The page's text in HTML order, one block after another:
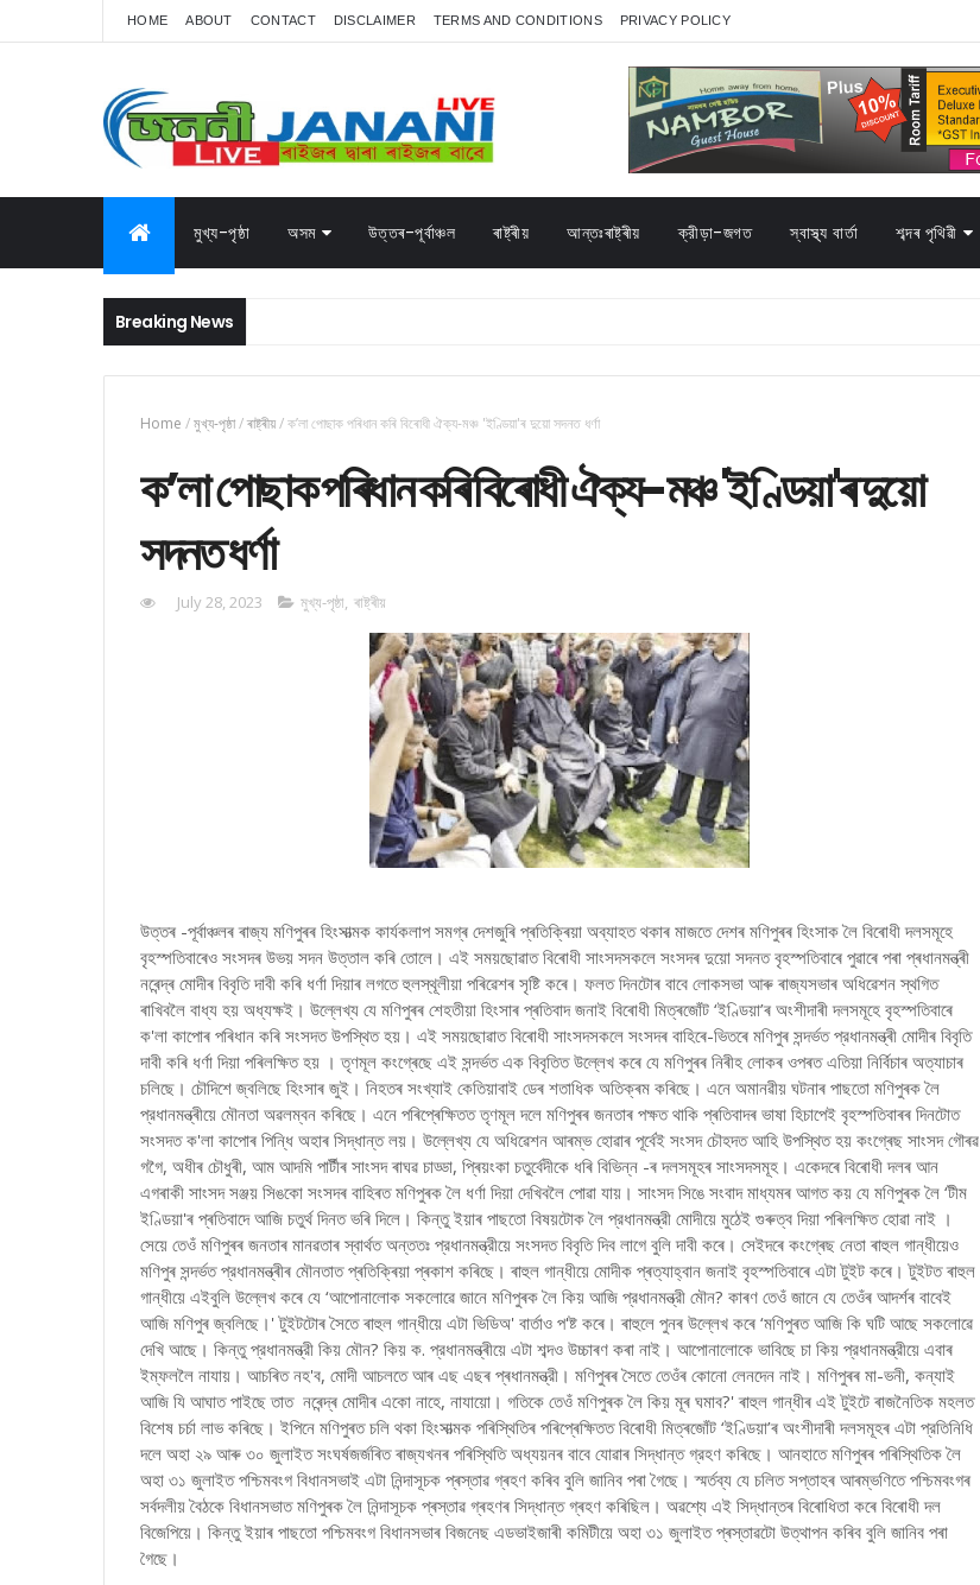
HOME ABOUT CONTACT DISCLAIMER TERMS AND CONDITIONS PRIVACY POLICY
মুখ্য-পৃষ্ঠা অসম উত্তৰ-পূৰ্বাঞ্চল ৰাষ্ট্ৰীয় আন্তঃৰাষ্ট্ৰীয় ক্রীড়া-জগত স্বাস্থ্য বাৰ্তা শব্দৰ পৃথিৱী
Breaking News
Home /মুখ্য-পৃষ্ঠা/ৰাষ্ট্ৰীয়/ক’লা পোছাক পৰিধান কৰি বিৰোধী‌ ঐক্য-মঞ্চ 'ইণ্ডিয়া'ৰ দুয়ো সদনত ধৰ্ণা
ক’লা পোছাক পৰিধান কৰি বিৰোধী‌ ঐক্য-মঞ্চ 'ইণ্ডিয়া'ৰ দুয়ো
সদনত ধৰ্ণা
July 28, 2023 মুখ্য-পৃষ্ঠা, ৰাষ্ট্ৰীয়
উত্তৰ -পূৰ্বাঞ্চলৰ ৰাজ্য মণিপুৰৰ হিংসাত্মক কাৰ্যকলাপ সমগ্ৰ দেশজুৰি প্ৰতিক্ৰিয়া অব্যাহত থকাৰ মাজতে দেশৰ মণিপুৰৰ হিংসাক লৈ বিৰোধী দলসমূহে
বৃহস্পতিবাৰেও সংসদৰ উভয় সদন উত্তাল কৰি তোলে। এই সময়ছোৱাত বিৰোধী সাংসদসকলে সংসদৰ দুয়ো সদনত বৃহস্পতিবাৰে পুৱাৰে পৰা প্ৰধানমন্ত্ৰী
নৰেন্দ্ৰ মোদীৰ বিবৃতি দাবী কৰি ধৰ্ণা দিয়াৰ লগতে হুলস্থূলীয়া পৰিৱেশৰ সৃষ্টি কৰে। ফলত দিনটোৰ বাবে লোকসভা আৰু ৰাজ্যসভাৰ অধিৱেশন স্থগিত
ৰাখিবলৈ বাধ্য হয় অধ্যক্ষই। উল্লেখ্য যে মণিপুৰৰ শেহতীয়া হিংসাৰ প্ৰতিবাদ জনাই বিৰোধী মিত্ৰজোঁট ‘ইণ্ডিয়া’ৰ অংশীদাৰী দলসমূহে বৃহস্পতিবাৰে
ক'লা কাপোৰ পৰিধান কৰি সংসদত উপস্থিত হয়। এই সময়ছোৱাত বিৰোধী সাংসদসকলে সংসদৰ বাহিৰে-ভিতৰে মণিপুৰ সন্দৰ্ভত প্রধানমন্ত্ৰী মোদীৰ বিবৃতি
দাবী কৰি ধৰ্ণা দিয়া পৰিলক্ষিত হয় । তৃণমূল কংগ্ৰেছে এই সন্দৰ্ভত এক বিবৃতিত উল্লেখ কৰে যে মণিপুৰৰ নিৰীহ লোকৰ ওপৰত এতিয়া নিৰ্বিচাৰ অত্যাচাৰ
চলিছে। চৌদিশে জ্বলিছে হিংসাৰ জুই। নিহতৰ সংখ্যাই কেতিয়াবাই ডেৰ শতাধিক অতিক্ৰম কৰিছে। এনে অমানৱীয় ঘটনাৰ পাছতো মণিপুৰক লৈ
প্রধানমন্ত্ৰীয়ে মৌনতা অৱলম্বন কৰিছে। এনে পৰিপ্ৰেক্ষিতত তৃণমূল দলে মণিপুৰৰ জনতাৰ পক্ষত থাকি প্ৰতিবাদৰ ভাষা হিচাপেই বৃহস্পতিবাৰৰ দিনটোত
সংসদত ক'লা কাপোৰ পিন্ধি অহাৰ সিদ্ধান্ত লয়। উল্লেখ্য যে অধিৱেশন আৰম্ভ হোৱাৰ পূৰ্বেই সংসদ চৌহদত আহি উপস্থিত হয় কংগ্ৰেছ সাংসদ গৌৰৱ
গগৈ, অধীৰ চৌধুৰী, আম আদমি পাৰ্টীৰ সাংসদ ৰাঘৱ চাড্ডা, প্ৰিয়ংকা চতুর্বেদীকে ধৰি বিভিন্ন -ৰ দলসমূহৰ সাংসদসমূহ। একেদৰে বিৰোধী দলৰ আন
এগৰাকী সাংসদ সঞ্জয় সিঙকো সংসদৰ বাহিৰত মণিপুৰক লৈ ধৰ্ণা দিয়া দেখিবলৈ পোৱা যায়। সাংসদ সিঙে সংবাদ মাধ্যমৰ আগত কয় যে মণিপুৰক লৈ ‘টীম
ইণ্ডিয়া'ৰ প্ৰতিবাদে আজি চতুর্থ দিনত ভৰি দিলে। কিন্তু ইয়াৰ পাছতো বিষয়টোক লৈ প্রধানমন্ত্রী মোদীয়ে মুঠেই গুৰুত্ব দিয়া পৰিলক্ষিত হোৱা নাই ।
সেয়ে তেওঁ মণিপুৰৰ জনতাৰ মানৱতাৰ স্বাৰ্থত অন্ততঃ প্রধানমন্ত্রীয়ে সংসদত বিবৃতি দিব লাগে বুলি দাবী কৰে। সেইদৰে কংগ্ৰেছ নেতা ৰাহুল গান্ধীয়েও
মণিপুৰ সন্দৰ্ভত প্রধানমন্ত্ৰীৰ মৌনতাত প্ৰতিক্ৰিয়া প্ৰকাশ কৰিছে। ৰাহুল গান্ধীয়ে মোদীক প্ৰত্যাহ্বান জনাই বৃহস্পতিবাৰে এটা টুইট কৰে। টুইটত ৰাহুল
গান্ধীয়ে এইবুলি উল্লেখ কৰে যে ‘আপোনালোক সকলোৱে জানে মণিপুৰক লৈ কিয় আজি প্রধানমন্ত্রী মৌন? কাৰণ তেওঁ জানে যে তেওঁৰ আদৰ্শৰ বাবেই
আজি মণিপুৰ জ্বলিছে।' টুইটটোৰ সৈতে ৰাহুল গান্ধীয়ে এটা ভিডিঅ' বার্তাও প'ষ্ট কৰে। ৰাহুলে পুনৰ উল্লেখ কৰে ‘মণিপুৰত আজি কি ঘটি আছে সকলোৱে
দেখি আছে। কিন্তু প্রধানমন্ত্রী কিয় মৌন? কিয় ক. প্রধানমন্ত্ৰীয়ে এটা শব্দও উচ্চাৰণ কৰা নাই। আপোনালোকে ভাবিছে চা কিয় প্রধানমন্ত্রীয়ে এবাৰ
ইম্ফললৈ নাযায়। আচৰিত নহ'ব, মোদী আচলতে আৰ এছ এছৰ প্ৰধানমন্ত্রী। মণিপুৰৰ সৈতে তেওঁৰ কোনো লেনদেন নাই। মণিপুৰৰ মা-ভনী, কন্যাই
আজি যি আঘাত পাইছে তাত নৰেন্দ্ৰ মোদীৰ একো নাহে, নাযায়ো। গতিকে তেওঁ মণিপুৰক লৈ কিয় মূৰ ঘমাব?' ৰাহুল গান্ধীৰ এই টুইটে ৰাজনৈতিক মহলত
বিশেষ চৰ্চা লাভ কৰিছে। ইপিনে মণিপুৰত চলি থকা হিংসাত্মক পৰিস্থিতিৰ পৰিপ্ৰেক্ষিতত বিৰোধী মিত্ৰজোঁট ‘ইণ্ডিয়া’ৰ অংশীদাৰী দলসমূহৰ এটা প্রতিনিধি
দলে অহা ২৯ আৰু ৩০ জুলাইত সংঘৰ্ষজৰ্জৰিত ৰাজ্যখনৰ পৰিস্থিতি অধ্যয়নৰ বাবে যোৱাৰ সিদ্ধান্ত গ্রহণ কৰিছে। আনহাতে মণিপুৰৰ পৰিস্থিতিক লৈ
অহা ৩১ জুলাইত পশ্চিমবংগ বিধানসভাই এটা নিন্দাসূচক প্ৰস্তাৱ গ্ৰহণ কৰিব বুলি জানিব পৰা গৈছে। স্মৰ্তব্য যে চলিত সপ্তাহৰ আৰম্ভণিতে পশ্চিমবংগৰ
সৰ্বদলীয় বৈঠকে বিধানসভাত মণিপুৰক লৈ নিন্দাসূচক প্ৰস্তাৱ গ্ৰহণৰ সিদ্ধান্ত গ্ৰহণ কৰিছিল। অৱশ্যে এই সিদ্ধান্তৰ বিৰোধিতা কৰে বিৰোধী দল
বিজেপিয়ে। কিন্তু ইয়াৰ পাছতো পশ্চিমবংগ বিধানসভাৰ বিজনেছ এডভাইজাৰী কমিটীয়ে অহা ৩১ জুলাইত প্ৰস্তাৱটো উত্থাপন কৰিব বুলি জানিব পৰা
গৈছে।